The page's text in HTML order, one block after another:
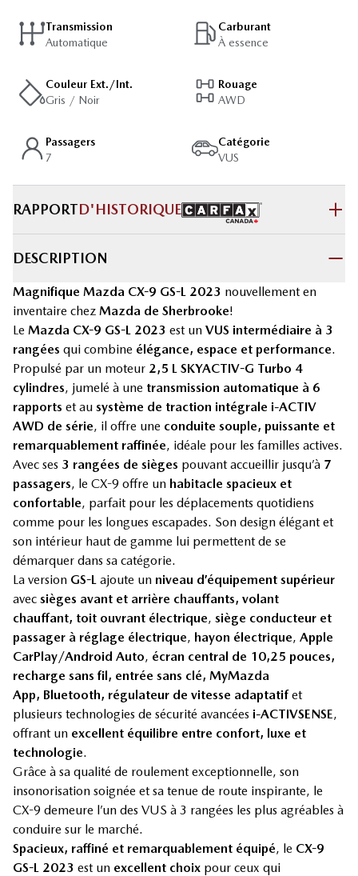
Transmission
Automatique
Carburant
À essence
Couleur Ext./Int.
Gris / Noir
Rouage
AWD
Passagers
7
Catégorie
VUS
RAPPORTD'HISTORIQUE
DESCRIPTION
Magnifique Mazda CX-9 GS-L 2023 nouvellement en
inventaire chez Mazda de Sherbrooke!
Le Mazda CX-9 GS-L 2023 est un VUS intermédiaire à 3
rangées qui combine élégance, espace et performance.
Propulsé par un moteur 2,5 L SKYACTIV-G Turbo 4
cylindres, jumelé à une transmission automatique à 6
rapports et au système de traction intégrale i-ACTIV
AWD de série, il offre une conduite souple, puissante et
remarquablement raffinée, idéale pour les familles actives.
Avec ses 3 rangées de sièges pouvant accueillir jusqu’à 7
passagers, le CX-9 offre un habitacle spacieux et
confortable, parfait pour les déplacements quotidiens
comme pour les longues escapades. Son design élégant et
son intérieur haut de gamme lui permettent de se
démarquer dans sa catégorie.
La version GS-L ajoute un niveau d’équipement supérieur
avec sièges avant et arrière chauffants, volant
chauffant, toit ouvrant électrique, siège conducteur et
passager à réglage électrique, hayon électrique, Apple
CarPlay/Android Auto, écran central de 10,25 pouces,
recharge sans fil, entrée sans clé, MyMazda
App, Bluetooth, régulateur de vitesse adaptatifet
plusieurs technologies de sécurité avancées i-ACTIVSENSE,
offrant un excellent équilibre entre confort, luxe et
technologie.
Grâce à sa qualité de roulement exceptionnelle, son
insonorisation soignée et sa tenue de route inspirante, le
CX-9 demeure l’un des VUS à 3 rangées les plus agréables à
conduire sur le marché.
Spacieux, raffiné et remarquablement équipé, le CX-9
GS-L 2023 est un excellent choix pour ceux qui